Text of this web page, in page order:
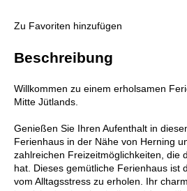
Zu Favoriten hinzufügen
Beschreibung
Willkommen zu einem erholsamen
Mitte Jütlands.
Genießen Sie Ihren Aufenthalt in
Ferienhaus in der Nähe von Herning
zahlreichen Freizeitmöglichkeiten, die
hat. Dieses gemütliche Ferienhaus ist
vom Alltagsstress zu erholen. Ihr